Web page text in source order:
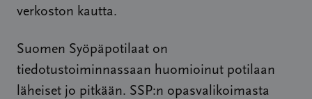
verkoston kautta.
Suomen Syöpäpotilaat on
tiedotustoiminnassaan huomioinut potilaan
läheiset jo pitkään. SSP:n opasvalikoimasta